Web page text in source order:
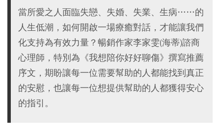
當所愛之人面臨失戀、失婚、失業、生病……的
人生低潮，如何開啟一場療癒對話，才能讓我們
化支持為有效力量？暢銷作家李家雯(海蒂)諮商
心理師，特別為《我想陪你好好聊傷》撰寫推薦
序文，期盼讓每一位需要幫助的人都能找到真正
的安慰，也讓每一位想提供幫助的人都獲得安心
的指引。